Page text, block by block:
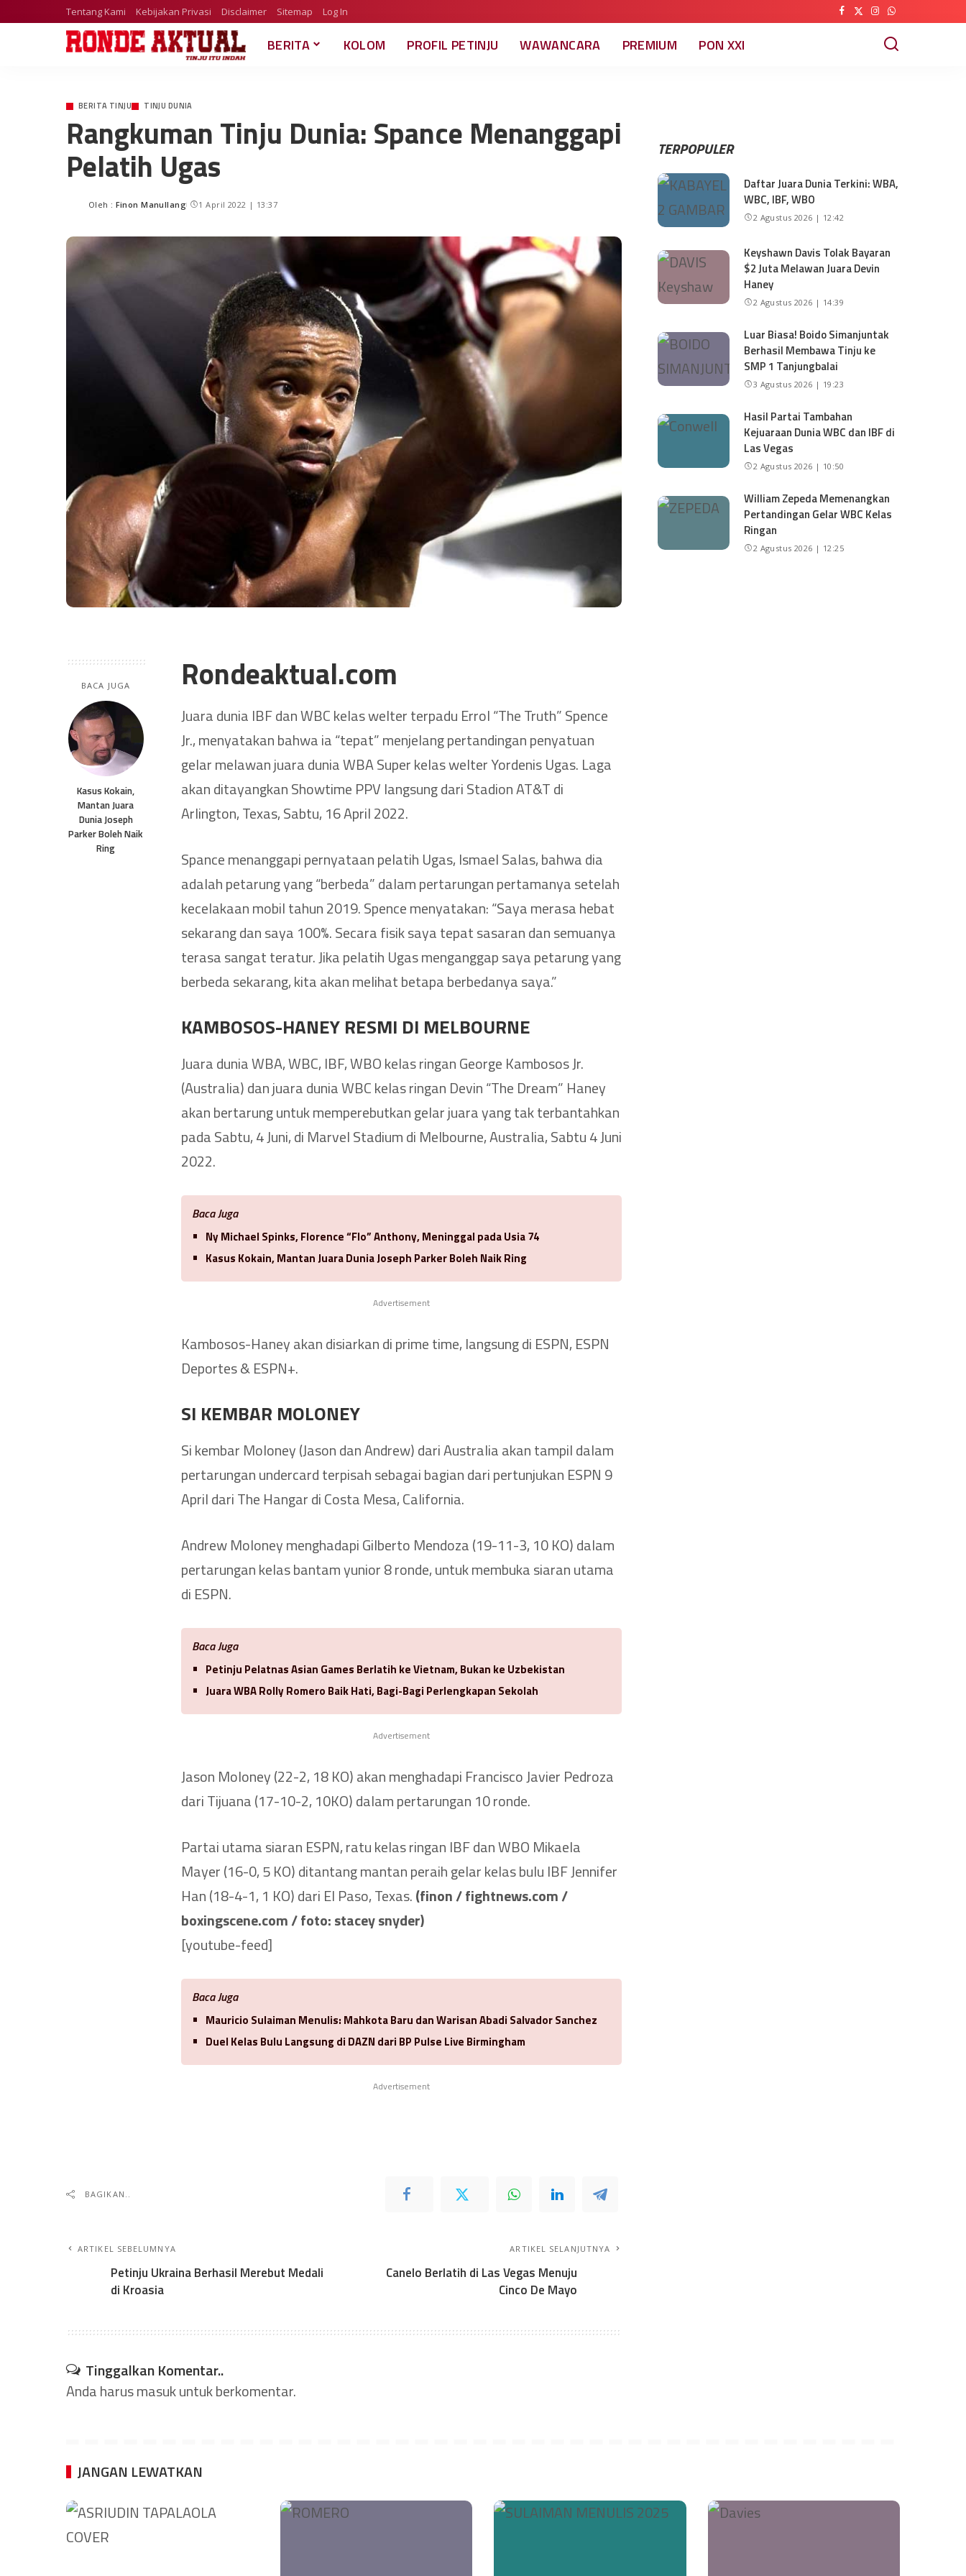
Tentang Kami Kebijakan Privasi Disclaimer Sitemap Log In
BERITA KOLOM PROFIL PETINJU WAWANCARA PREMIUM PON XXI
BERITA TINJU TINJU DUNIA
Rangkuman Tinju Dunia: Spance Menanggapi
Pelatih Ugas
Oleh : Finon Manullang 1 April 2022 | 13:37
BACA JUGA
Kasus Kokain,
Mantan Juara
Dunia Joseph
Parker Boleh Naik
Ring
Rondeaktual.com
Juara dunia IBF dan WBC kelas welter terpadu Errol “The Truth” Spence
Jr., menyatakan bahwa ia “tepat” menjelang pertandingan penyatuan
gelar melawan juara dunia WBA Super kelas welter Yordenis Ugas. Laga
akan ditayangkan Showtime PPV langsung dari Stadion AT&T di
Arlington, Texas, Sabtu, 16 April 2022.
Spance menanggapi pernyataan pelatih Ugas, Ismael Salas, bahwa dia
adalah petarung yang “berbeda” dalam pertarungan pertamanya setelah
kecelakaan mobil tahun 2019. Spence menyatakan: “Saya merasa hebat
sekarang dan saya 100%. Secara fisik saya tepat sasaran dan semuanya
terasa sangat teratur. Jika pelatih Ugas menganggap saya petarung yang
berbeda sekarang, kita akan melihat betapa berbedanya saya.”
KAMBOSOS-HANEY RESMI DI MELBOURNE
Juara dunia WBA, WBC, IBF, WBO kelas ringan George Kambosos Jr.
(Australia) dan juara dunia WBC kelas ringan Devin “The Dream” Haney
akan bertarung untuk memperebutkan gelar juara yang tak terbantahkan
pada Sabtu, 4 Juni, di Marvel Stadium di Melbourne, Australia, Sabtu 4 Juni
2022.
Baca Juga
Ny Michael Spinks, Florence “Flo” Anthony, Meninggal pada Usia 74
Kasus Kokain, Mantan Juara Dunia Joseph Parker Boleh Naik Ring
Advertisement
Kambosos-Haney akan disiarkan di prime time, langsung di ESPN, ESPN
Deportes & ESPN+.
SI KEMBAR MOLONEY
Si kembar Moloney (Jason dan Andrew) dari Australia akan tampil dalam
pertarungan undercard terpisah sebagai bagian dari pertunjukan ESPN 9
April dari The Hangar di Costa Mesa, California.
Andrew Moloney menghadapi Gilberto Mendoza (19-11-3, 10 KO) dalam
pertarungan kelas bantam yunior 8 ronde, untuk membuka siaran utama
di ESPN.
Baca Juga
Petinju Pelatnas Asian Games Berlatih ke Vietnam, Bukan ke Uzbekistan
Juara WBA Rolly Romero Baik Hati, Bagi-Bagi Perlengkapan Sekolah
Advertisement
Jason Moloney (22-2, 18 KO) akan menghadapi Francisco Javier Pedroza
dari Tijuana (17-10-2, 10KO) dalam pertarungan 10 ronde.
Partai utama siaran ESPN, ratu kelas ringan IBF dan WBO Mikaela
Mayer (16-0, 5 KO) ditantang mantan peraih gelar kelas bulu IBF Jennifer
Han (18-4-1, 1 KO) dari El Paso, Texas.(finon / fightnews.com /
boxingscene.com / foto: stacey snyder)
[youtube-feed]
Baca Juga
Mauricio Sulaiman Menulis: Mahkota Baru dan Warisan Abadi Salvador Sanchez
Duel Kelas Bulu Langsung di DAZN dari BP Pulse Live Birmingham
Advertisement
BAGIKAN..
ARTIKEL SEBELUMNYA
Petinju Ukraina Berhasil Merebut Medali
di Kroasia
ARTIKEL SELANJUTNYA
Canelo Berlatih di Las Vegas Menuju
Cinco De Mayo
Tinggalkan Komentar..
Anda harusmasukuntuk berkomentar.
TERPOPULER
Daftar Juara Dunia Terkini: WBA,
WBC, IBF, WBO
2 Agustus 2026 | 12:42
Keyshawn Davis Tolak Bayaran
$2 Juta Melawan Juara Devin
Haney
2 Agustus 2026 | 14:39
Luar Biasa! Boido Simanjuntak
Berhasil Membawa Tinju ke
SMP 1 Tanjungbalai
3 Agustus 2026 | 19:23
Hasil Partai Tambahan
Kejuaraan Dunia WBC dan IBF di
Las Vegas
2 Agustus 2026 | 10:50
William Zepeda Memenangkan
Pertandingan Gelar WBC Kelas
Ringan
2 Agustus 2026 | 12:25
JANGAN LEWATKAN